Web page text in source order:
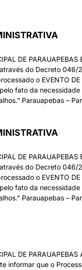
DE
do Decreto
o EVENTO
fato da
Parauapebas –
DE
do Decreto
o EVENTO
fato da
Parauapebas –
DE
informar que o